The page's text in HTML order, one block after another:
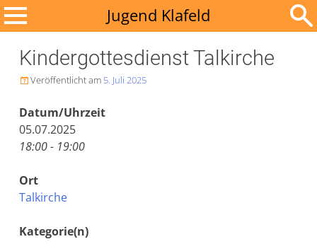
Zum
Inhalt
Jugend Klafeld
nach:Kindergottesdienst Talkirche
Veröffentlicht am 5. Juli 2025
Datum/Uhrzeit
05.07.2025
18:00 - 19:00
Ort
Talkirche
Kategorie(n)